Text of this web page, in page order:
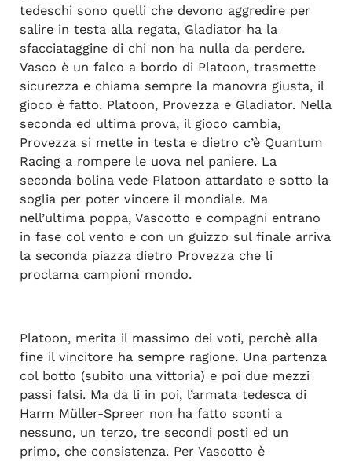
tedeschi sono quelli che devono aggredire per
salire in testa alla regata, Gladiator ha la
sfacciataggine di chi non ha nulla da perdere.
Vasco è un falco a bordo di Platoon, trasmette
sicurezza e chiama sempre la manovra giusta, il
gioco è fatto. Platoon, Provezza e Gladiator. Nella
seconda ed ultima prova, il gioco cambia,
Provezza si mette in testa e dietro c’è Quantum
Racing a rompere le uova nel paniere. La
seconda bolina vede Platoon attardato e sotto la
soglia per poter vincere il mondiale. Ma
nell’ultima poppa, Vascotto e compagni entrano
in fase col vento e con un guizzo sul finale arriva
la seconda piazza dietro Provezza che li
proclama campioni mondo.
Platoon, merita il massimo dei voti, perchè alla
fine il vincitore ha sempre ragione. Una partenza
col botto (subito una vittoria) e poi due mezzi
passi falsi. Ma da li in poi, l’armata tedesca di
Harm Müller-Spreer non ha fatto sconti a
nessuno, un terzo, tre secondi posti ed un
primo, che consistenza. Per Vascotto è